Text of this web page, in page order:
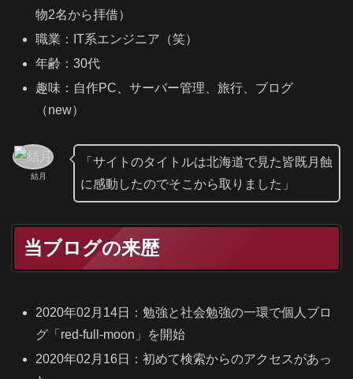
物2名から拝借）
職業：IT系エンジニア（笑）
年齢：30代
趣味：自作PC、サーバー管理、旅行、ブログ
（new）
結月
「サイトのタイトルは北海道で見た皆既月蝕
に感動したのでそこから取りました」
当ブログの来歴
2020年02月14日：勉強と社会勉強の一環で個人ブロ
グ「red-full-moon」を開始
2020年02月16日：初めて検索からのアクセスがあっ